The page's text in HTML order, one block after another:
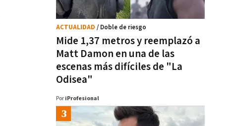
Mide 1,37 metros y reemplazó a
Matt Damon en una de las
escenas más difíciles de "La
Odisea"
ACTUALIDAD / Doble de riesgo
Por iProfesional